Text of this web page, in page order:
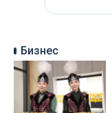
Бизнес